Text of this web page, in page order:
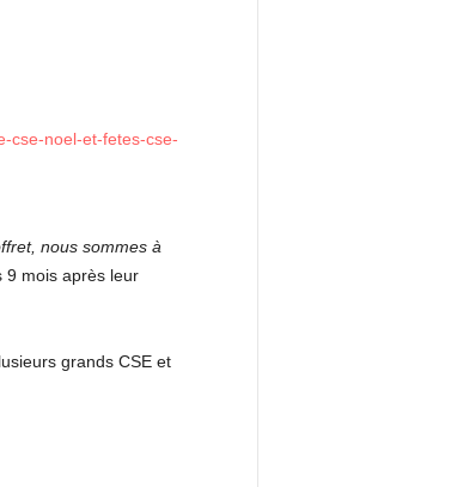
nous sommes à
9 mois après leur
grands CSE et